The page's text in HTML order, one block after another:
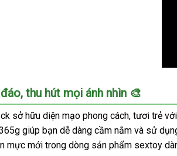
thu hút mọi ánh nhìn 🎨
sở hữu diện mạo phong cách, tươi trẻ
giúp bạn dễ dàng cầm nắm và sử
mực mới trong dòng sản phẩm sextoy